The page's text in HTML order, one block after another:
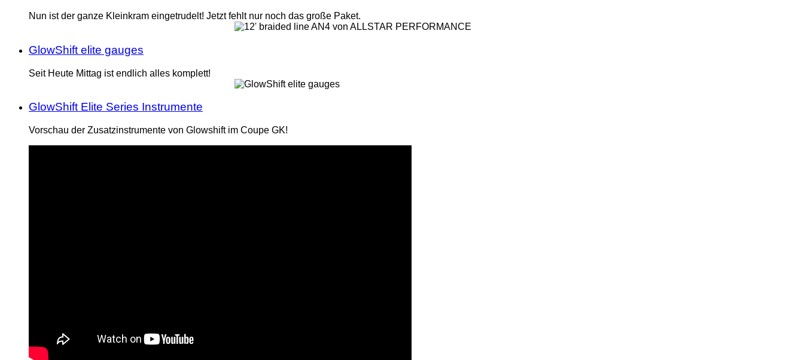
Nun ist der ganze Kleinkram eingetrudelt! Jetzt fehlt nur noch das große Paket.
GlowShift elite gauges
Seit Heute Mittag ist endlich alles komplett!
GlowShift Elite Series Instrumente
Vorschau der Zusatzinstrumente von Glowshift im Coupe GK!